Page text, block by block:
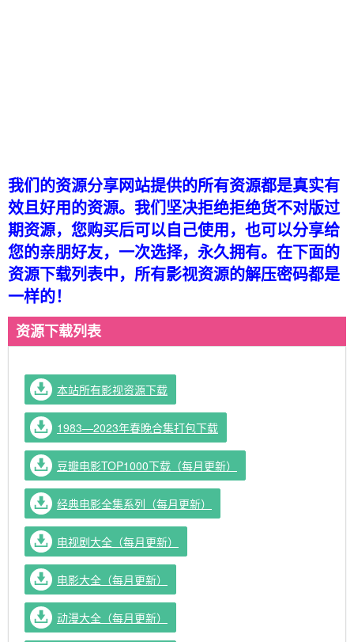
我们的资源分享网站提供的所有资源都是真实有
效且好用的资源。我们坚决拒绝拒绝货不对版过
期资源，您购买后可以自己使用，也可以分享给
您的亲朋好友，一次选择，永久拥有。在下面的
资源下载列表中，所有影视资源的解压密码都是
一样的！
资源下载列表
本站所有影视资源下载
1983—2023年春晚合集打包下载
豆瓣电影TOP1000下载（每月更新）
经典电影全集系列（每月更新）
电视剧大全（每月更新）
电影大全（每月更新）
动漫大全（每月更新）